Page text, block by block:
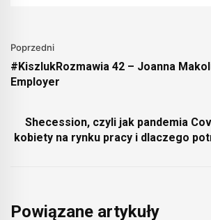
Poprzedni
#KiszlukRozmawia 42 – Joanna
Employer
Shecession, czyli jak pandemia
kobiety na rynku pracy i dlaczego
Powiązane artykuły